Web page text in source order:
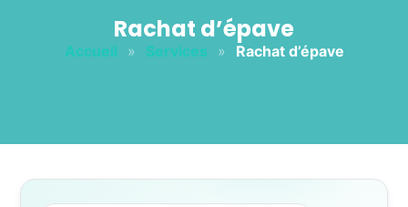
Rachat d’épave
Accueil » Services » Rachat d’épave